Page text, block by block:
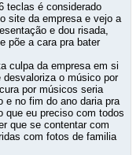
teclas é considerado
site da empresa e vejo a
e dou risada,
põe a cara pra bater
culpa da empresa em si
desvaloriza o músico por
por músicos seria
e no fim do ano daria pra
que eu preciso com todos
que se contentar com
com fotos de familia